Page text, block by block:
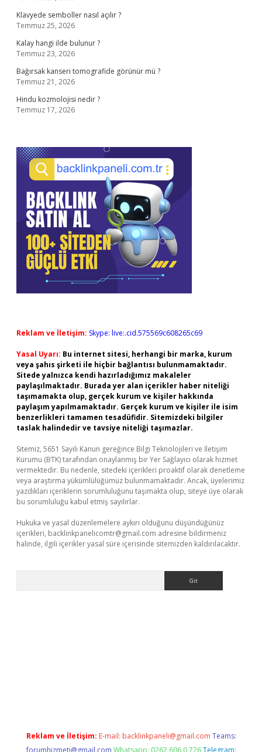
Klavyede semboller nasıl açılır ?
Temmuz 25, 2026
Kalay hangi ilde bulunur ?
Temmuz 23, 2026
Bağırsak kanseri tomografide görünür mü ?
Temmuz 21, 2026
Hindu kozmolojisi nedir ?
Temmuz 17, 2026
Reklam ve İletişim: Skype: live:.cid.575569c608265c69
Yasal Uyarı: Bu internet sitesi, herhangi bir marka, kurum
veya şahıs şirketi ile hiçbir bağlantısı bulunmamaktadır.
Sitede yalnızca kendi hazırladığımız makaleler
paylaşılmaktadır. Burada yer alan içerikler haber niteliği
taşımamakta olup, gerçek kurum ve kişiler hakkında
paylaşım yapılmamaktadır. Gerçek kurum ve kişiler ile isim
benzerlikleri tamamen tesadüfidir. Sitemizdeki bilgiler
taslak halindedir ve tavsiye niteliği taşımazlar.
Sitemiz, 5651 Sayılı Kanun gereğince Bilgi Teknolojileri ve İletişim
Kurumu (BTK) tarafından onaylanmış bir Yer Sağlayıcı olarak hizmet
vermektedir. Bu nedenle, sitedeki içerikleri proaktif olarak denetleme
veya araştırma yükümlülüğümüz bulunmamaktadır. Ancak, üyelerimiz
yazdıkları içeriklerin sorumluluğunu taşımakta olup, siteye üye olarak
bu sorumluluğu kabul etmiş sayılırlar.
Hukuka ve yasal düzenlemelere aykırı olduğunu düşündüğünüz
içerikleri, backlinkpanelicomtr@gmail.com adresine bildirmeniz
halinde, ilgili içerikler yasal süre içerisinde sitemizden kaldırılacaktır.
Reklam ve İletişim: E-mail: backlinkpaneli@gmail.com Teams:
forumhizmeti@gmail.com Whatsapp: 0262 606 0 726 Telegram: